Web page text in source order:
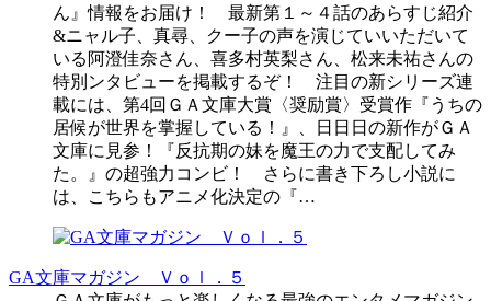
ん』情報をお届け！ 最新第１～４話のあらすじ紹介
&ニャル子、真尋、クー子の声を演じていいただいて
いる阿澄佳奈さん、喜多村英梨さん、松来未祐さんの
特別ンタビューを掲載するぞ！ 注目の新シリーズ連
載には、第4回ＧＡ文庫大賞〈奨励賞〉受賞作『うちの
居候が世界を掌握している！』、日日日の新作がＧＡ
文庫に見参！『反抗期の妹を魔王の力で支配してみ
た。』の超強力コンビ！ さらに書き下ろし小説に
は、こちらもアニメ化決定の『…
GA文庫マガジン Ｖｏｌ．５